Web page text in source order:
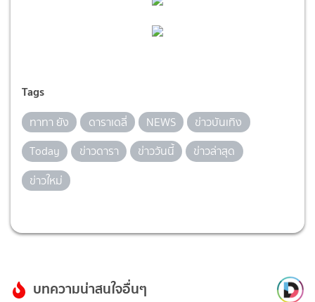
Tags
ทาทา ยัง ดาราเดลี่ NEWS
ข่าวบันเทิง
Today
ข่าวดารา ข่าววันนี้
ข่าวล่าสุด
ข่าวใหม่
บทความน่าสนใจอื่นๆ